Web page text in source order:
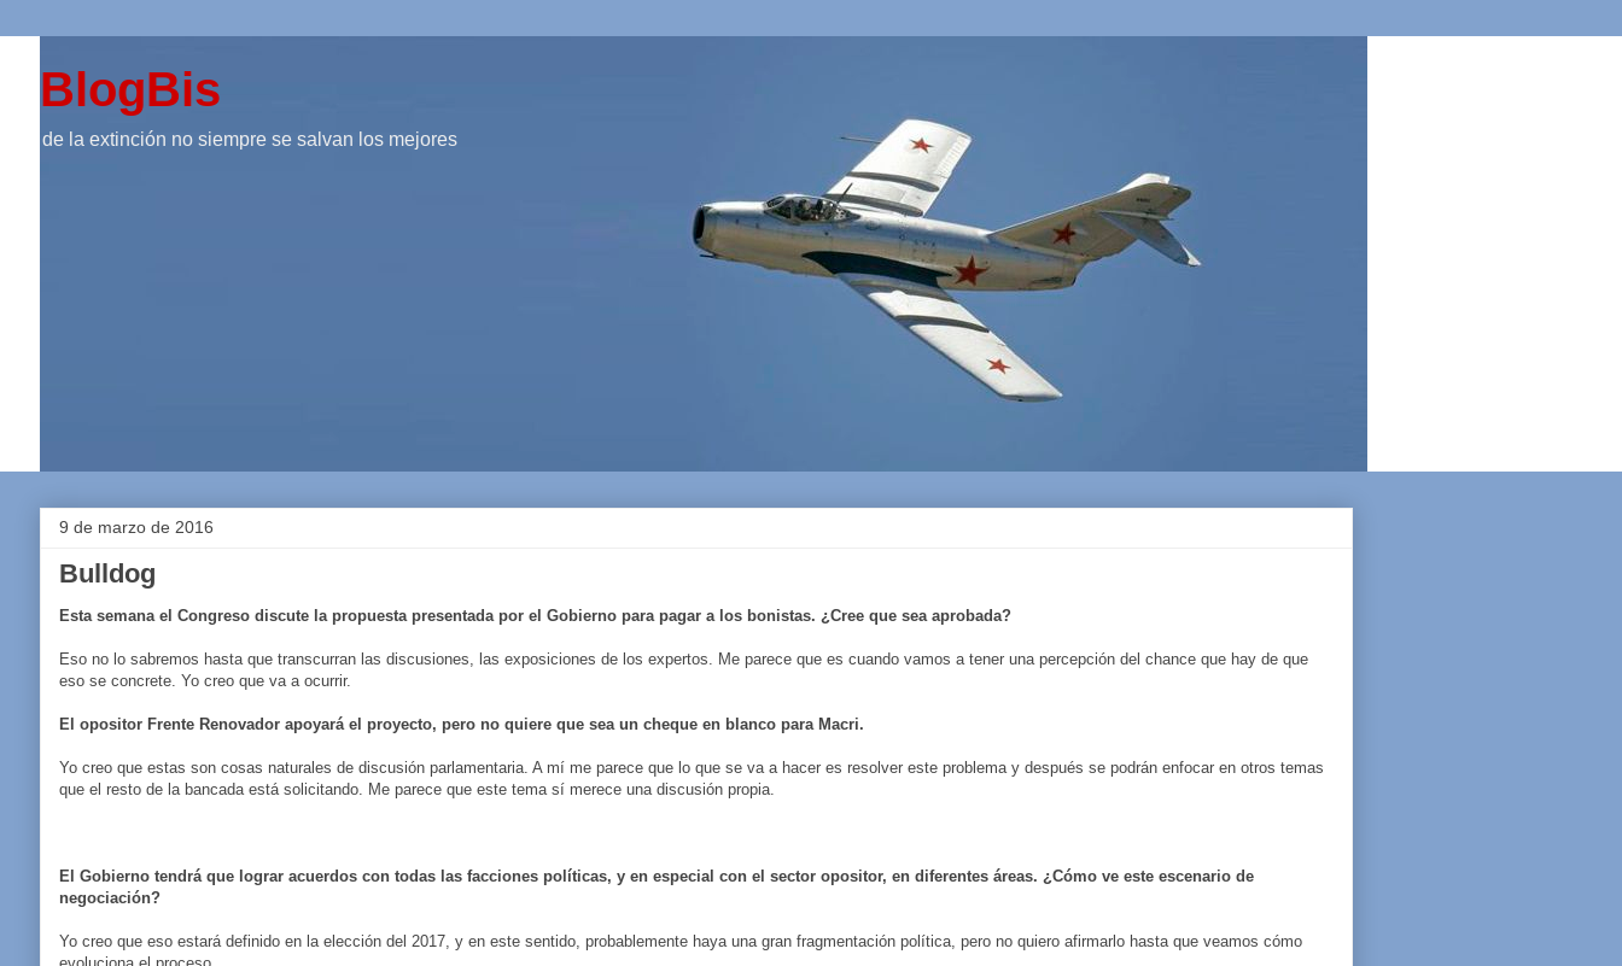
BlogBis
de la extinción no siempre se salvan los mejores
9 de marzo de 2016
Bulldog
Esta semana el Congreso discute la propuesta presentada por el Gobierno para pagar a los bonistas. ¿Cree que sea aprobada?
Eso no lo sabremos hasta que transcurran las discusiones, las exposiciones de los expertos. Me parece que es cuando vamos a tener una percepción del chance que hay de que
eso se concrete. Yo creo que va a ocurrir.
El opositor Frente Renovador apoyará el proyecto, pero no quiere que sea un cheque en blanco para Macri.
Yo creo que estas son cosas naturales de discusión parlamentaria. A mí me parece que lo que se va a hacer es resolver este problema y después se podrán enfocar en otros temas
que el resto de la bancada está solicitando. Me parece que este tema sí merece una discusión propia.
El Gobierno tendrá que lograr acuerdos con todas las facciones políticas, y en especial con el sector opositor, en diferentes áreas. ¿Cómo ve este escenario de
negociación?
Yo creo que eso estará definido en la elección del 2017, y en este sentido, probablemente haya una gran fragmentación política, pero no quiero afirmarlo hasta que veamos cómo